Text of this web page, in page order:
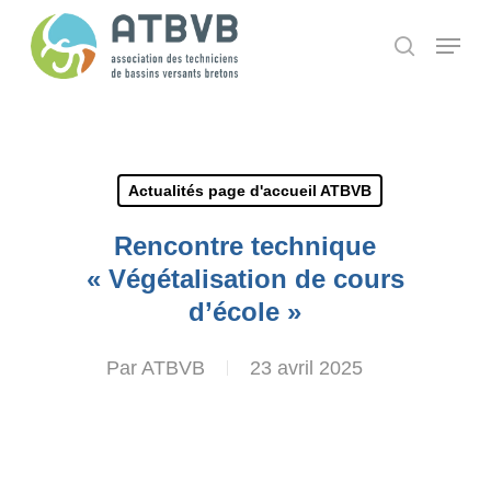
search
Menu
Actualités page d'accueil ATBVB
Rencontre technique
« Végétalisation de cours
d’école »
Par ATBVB 23 avril 2025
Panneau de gestion des cookies